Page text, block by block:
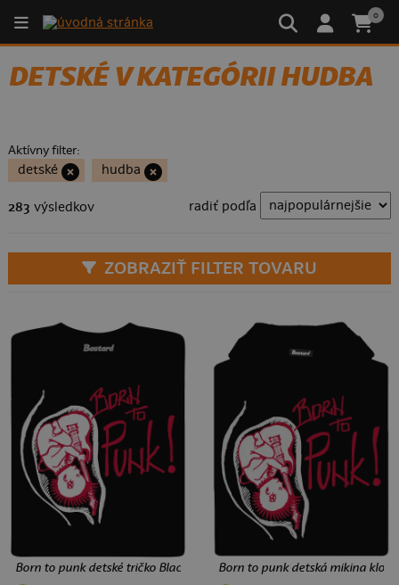
0
DETSKÉ V KATEGÓRII HUDBA
Aktívny filter:
detské hudba
283 výsledkov radiť podľa
ZOBRAZIŤ FILTER TOVARU
123 Kč
Born to punk detské tričko Black Born to punk detská mikina